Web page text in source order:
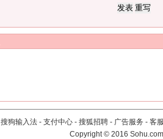
搜狗输入法 - 支付中心 - 搜狐招聘 - 广告服务 - 客
Copyright©2016